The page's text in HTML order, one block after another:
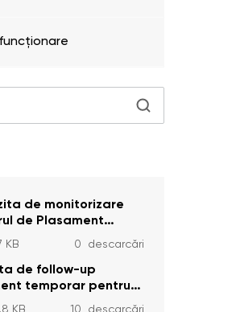
de monitorizare
de Plasament
cu
s. Brînzeni, r.
25 mai 2026
KB 0 descarcări
de follow-up
temporar pentru
(adulte)
KB 10 descarcări